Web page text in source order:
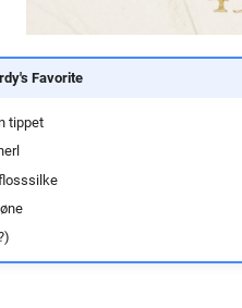
Favorite
tippet